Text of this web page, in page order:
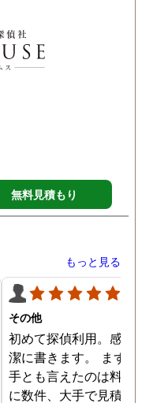
す。
無料見積もり
もっと見る
その他
初めて探偵利用。感想を
潔に書きます。 まず、
手とも言えたのは料金。
に数件、大手で見積もり